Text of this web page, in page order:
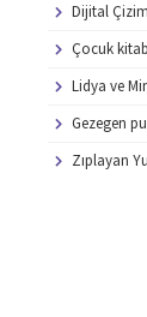
Dijital
Çocuk
Lidya ve
Gezegen
Zıplayan